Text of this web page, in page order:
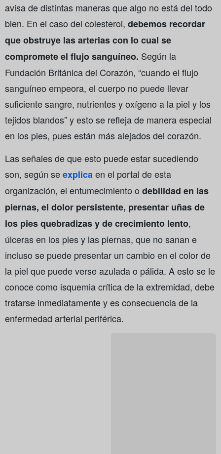
avisa de distintas maneras que algo no está del todo
bien. En el caso del colesterol, debemos recordar
que obstruye las arterias con lo cual se
compromete el flujo sanguíneo. Según la
Fundación Británica del Corazón, “cuando el flujo
sanguíneo empeora, el cuerpo no puede llevar
suficiente sangre, nutrientes y oxígeno a la piel y los
tejidos blandos” y esto se refleja de manera especial
en los pies, pues están más alejados del corazón.
Las señales de que esto puede estar sucediendo
son, según seexplicaen el portal de esta
organización, el entumecimiento o debilidad en las
piernas, el dolor persistente, presentar uñas de
los pies quebradizas y de crecimiento lento,
úlceras en los pies y las piernas, que no sanan e
incluso se puede presentar un cambio en el color de
la piel que puede verse azulada o pálida. A esto se le
conoce como isquemia crítica de la extremidad, debe
tratarse inmediatamente y es consecuencia de la
enfermedad arterial periférica.